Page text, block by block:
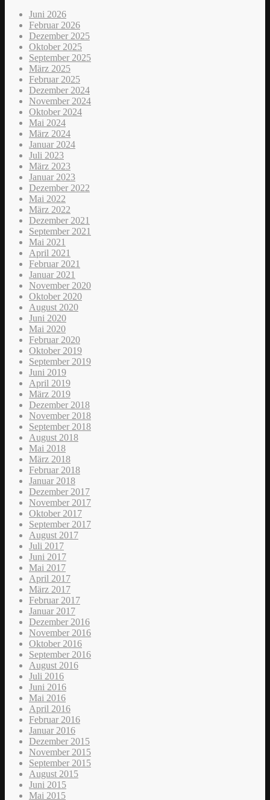
Juni 2026
Februar 2026
Dezember 2025
Oktober 2025
September 2025
März 2025
Februar 2025
Dezember 2024
November 2024
Oktober 2024
Mai 2024
März 2024
Januar 2024
Juli 2023
März 2023
Januar 2023
Dezember 2022
Mai 2022
März 2022
Dezember 2021
September 2021
Mai 2021
April 2021
Februar 2021
Januar 2021
November 2020
Oktober 2020
August 2020
Juni 2020
Mai 2020
Februar 2020
Oktober 2019
September 2019
Juni 2019
April 2019
März 2019
Dezember 2018
November 2018
September 2018
August 2018
Mai 2018
März 2018
Februar 2018
Januar 2018
Dezember 2017
November 2017
Oktober 2017
September 2017
August 2017
Juli 2017
Juni 2017
Mai 2017
April 2017
März 2017
Februar 2017
Januar 2017
Dezember 2016
November 2016
Oktober 2016
September 2016
August 2016
Juli 2016
Juni 2016
Mai 2016
April 2016
Februar 2016
Januar 2016
Dezember 2015
November 2015
September 2015
August 2015
Juni 2015
Mai 2015